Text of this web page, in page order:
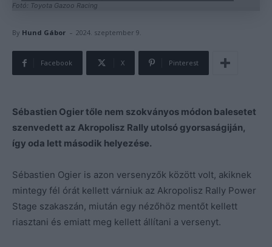
Fotó: Toyota Gazoo Racing
By Hund Gábor - 2024. szeptember 9.
Facebook X Pinterest
Sébastien Ogier tőle nem szokványos módon balesetet
szenvedett az Akropolisz Rally utolsó gyorsaságiján,
így oda lett második helyezése.
Sébastien Ogier is azon versenyzők között volt, akiknek
mintegy fél órát kellett várniuk az Akropolisz Rally Power
Stage szakaszán, miután egy nézőhöz mentőt kellett
riasztani és emiatt meg kellett állítani a versenyt.